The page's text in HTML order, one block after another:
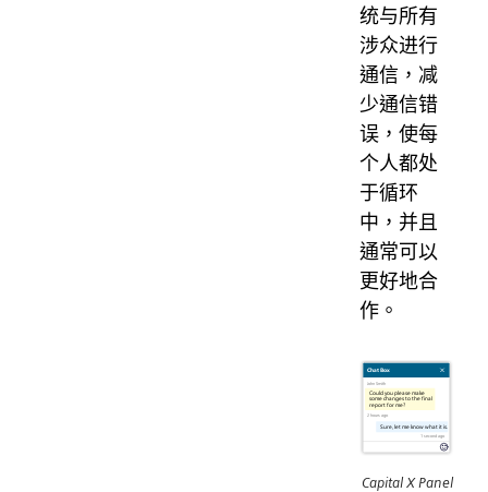
统与所有
涉众进行
通信，减
少通信错
误，使每
个人都处
于循环
中，并且
通常可以
更好地合
作。
Capital X Panel